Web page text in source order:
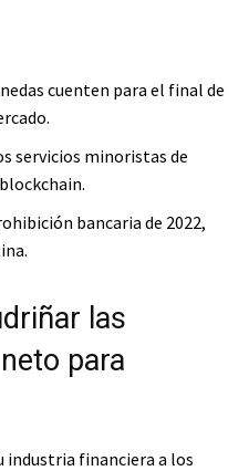
cuenten para el final de
servicios minoristas de
bancaria de 2022,
las
para
financiera a los